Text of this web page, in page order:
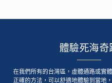
體驗死海奇
在我們所有的台灣區，虛體通路或實
正確的方法，可以舒適地體驗到當地